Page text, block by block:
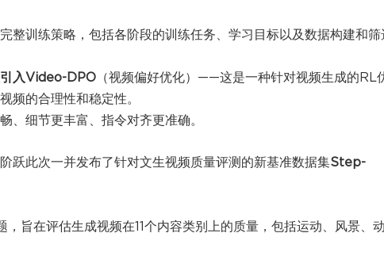
整训练策略，包括各阶段的训练任务、学习目标以及数据构建和筛
入Video-DPO （视频偏好优化）——这是一种针对视频生成的RL
频的合理性和稳定性。
、细节更丰富、指令对齐更准确。
跃此次一并发布了针对文生视频质量评测的新基准数据集Step-
旨在评估生成视频在11个内容类别上的质量，包括运动、风景、动